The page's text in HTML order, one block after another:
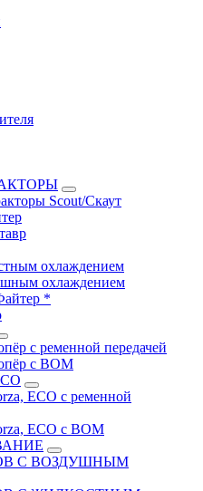
Scout/Скаут
охлаждением
охлаждением
*
с ременной передачей
с ВОМ
ЕСО с ременной
ЕСО с ВОМ
С ВОЗДУШНЫМ